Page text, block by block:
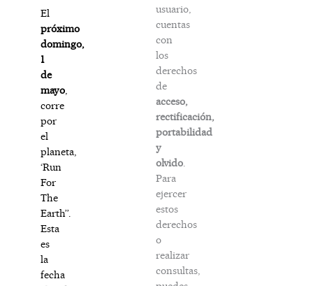
El
próximo
domingo,
1
de
mayo,
corre
por
el
planeta,
‘Run
For
The
Earth’’.
Esta
es
la
fecha
usuario,
cuentas
con
los
derechos
de
acceso,
rectificación,
portabilidad
y
olvido.
Para
ejercer
estos
derechos
o
realizar
consultas,